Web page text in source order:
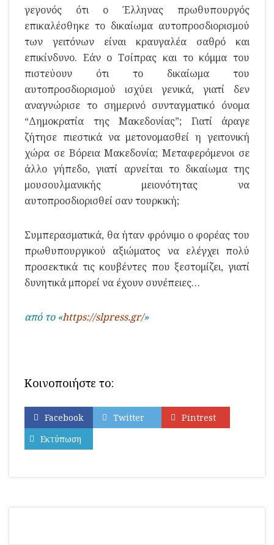
γεγονός ότι ο Έλληνας πρωθυπουργός
επικαλέσθηκε το δικαίωμα αυτοπροσδιορισμού
των γειτόνων είναι κραυγαλέα σαθρό και
επικίνδυνο. Εάν ο Τσίπρας και το κόμμα του
πιστεύουν ότι το δικαίωμα του
αυτοπροσδιορισμού ισχύει γενικά, γιατί δεν
αναγνώρισε το σημερινό συνταγματικό όνομα
“Δημοκρατία της Μακεδονίας”; Γιατί άραγε
ζήτησε πιεστικά να μετονομασθεί η γειτονική
χώρα σε Βόρεια Μακεδονία; Μεταφερόμενοι σε
άλλο γήπεδο, γιατί αρνείται το δικαίωμα της
μουσουλμανικής μειονότητας να
αυτοπροσδιορισθεί σαν τουρκική;
Συμπερασματικά, θα ήταν φρόνιμο ο φορέας του
πρωθυπουργικού αξιώματος να ελέγχει πολύ
προσεκτικά τις κουβέντες που ξεστομίζει, γιατί
δυνητικά μπορεί να έχουν συνέπειες…
από το «https://slpress.gr/»
Κοινοποιήστε το:
Facebook Twitter
Pintrest
Εκτύπωση